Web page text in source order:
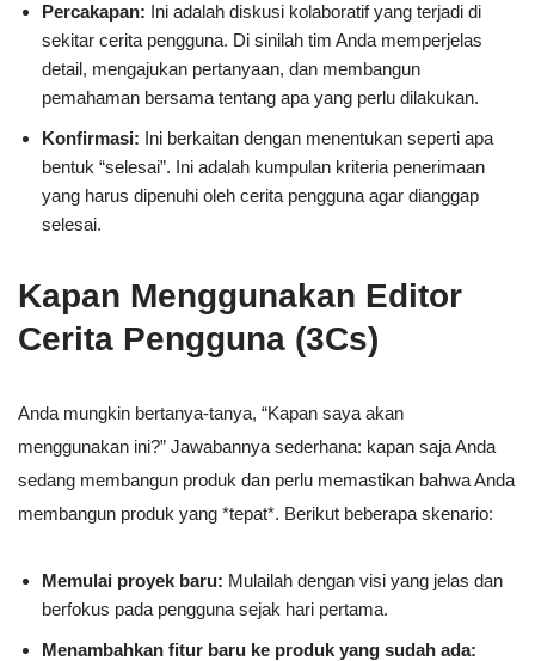
Percakapan: Ini adalah diskusi kolaboratif yang terjadi di
sekitar cerita pengguna. Di sinilah tim Anda memperjelas
detail, mengajukan pertanyaan, dan membangun
pemahaman bersama tentang apa yang perlu dilakukan.
Konfirmasi: Ini berkaitan dengan menentukan seperti apa
bentuk “selesai”. Ini adalah kumpulan kriteria penerimaan
yang harus dipenuhi oleh cerita pengguna agar dianggap
selesai.
Kapan Menggunakan Editor
Cerita Pengguna (3Cs)
Anda mungkin bertanya-tanya, “Kapan saya akan
menggunakan ini?” Jawabannya sederhana: kapan saja Anda
sedang membangun produk dan perlu memastikan bahwa Anda
membangun produk yang *tepat*. Berikut beberapa skenario:
Memulai proyek baru: Mulailah dengan visi yang jelas dan
berfokus pada pengguna sejak hari pertama.
Menambahkan fitur baru ke produk yang sudah ada: